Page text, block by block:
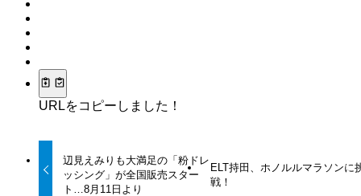
URLをコピーしました！
辺見えみりも大満足の「粉ドレ
ッシング」が全国販売スター
ト…8月11日より
ELT持田、ホノルルマラソンに
戦！